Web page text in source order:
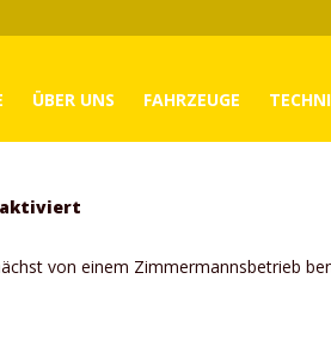
ÜBER UNS FAHRZEUGE
von einem Zimmermannsbetrieb